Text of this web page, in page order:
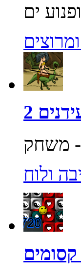
2
ולוח
קסומים